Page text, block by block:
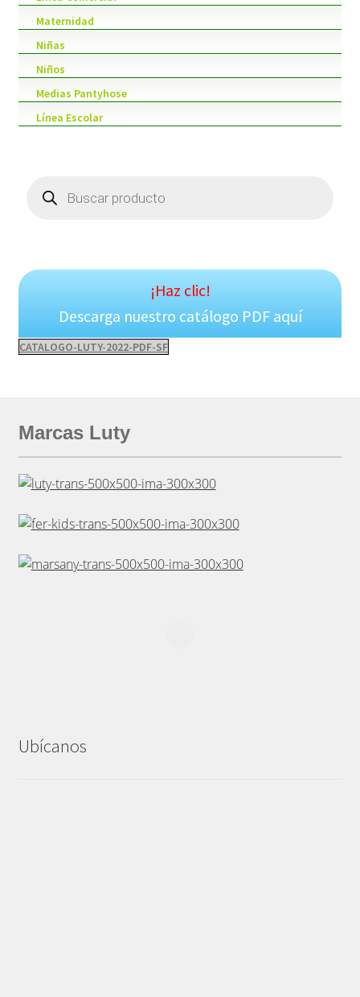
Maternidad
Niñas
Niños
Medias Pantyhose
Línea Escolar
search
¡Haz clic!
Descarga nuestro catálogo PDF aquí
CATALOGO-LUTY-2022-PDF-SF
Marcas Luty
Ubícanos